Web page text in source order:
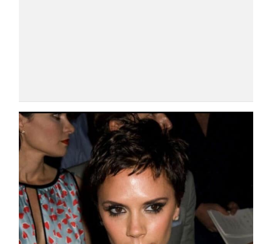
COSMOPROF WORLDWIDE BOLOGNA
Cosmprof Worldwide Bologna
presenta THE BEAUTY &
WELLNESS CONGRESS 2022: I
TEMI